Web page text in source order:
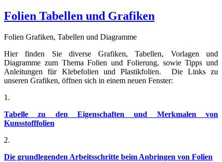
Folien
Textilien
Folien Tabellen und Grafiken
Folien Grafiken, Tabellen und Diagramme
Hier finden Sie diverse Grafiken, Tabellen, Vorlagen und
Diagramme zum Thema Folien und Folierung, sowie Tipps und
Anleitungen für Klebefolien und Plastikfolien. Die Links zu
unseren Grafiken, öffnen sich in einem neuen Fenster:
1.
Tabelle zu den Eigenschaften und Merkmalen von
Kunsstofffolien
2.
Die grundlegenden Arbeitsschritte beim Anbringen von Folien